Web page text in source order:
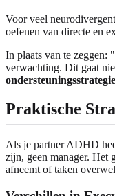
Voor veel
oefenen van directe en
In plaats van te
verwachting. Dit gaat
Praktische
Als je partner ADHD
zijn, geen manager. Het
afneemt of taken